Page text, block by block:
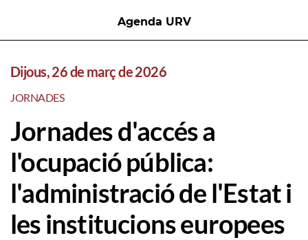
Agenda URV
Dijous, 26 de març de 2026
JORNADES
Jornades d'accés a
l'ocupació pública:
l'administració de l'Estat i
les institucions europees